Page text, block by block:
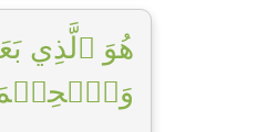
هُوَ ٱلَّذِي
وَٱلۡحِكۡمَةَ